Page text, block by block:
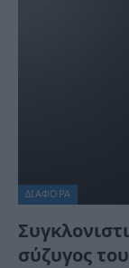
ΔΙΆΦΟΡΑ
σύζυγος